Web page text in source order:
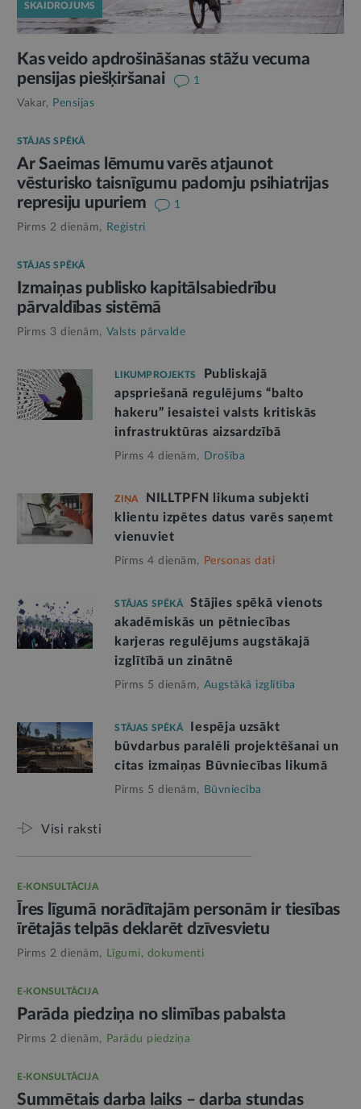
SKAIDROJUMS
Kas veido apdrošināšanas stāžu vecuma
pensijas piešķiršanai
1
Vakar, Pensijas
STĀJAS SPĒKĀ
Ar Saeimas lēmumu varēs atjaunot
vēsturisko taisnīgumu padomju psihiatrijas
represiju upuriem
1
Pirms 2 dienām, Reģistri
STĀJAS SPĒKĀ
Izmaiņas publisko kapitālsabiedrību
pārvaldības sistēmā
Pirms 3 dienām, Valsts pārvalde
LIKUMPROJEKTS
Publiskajā
apspriešanā regulējums “balto
hakeru” iesaistei valsts kritiskās
infrastruktūras aizsardzībā
Pirms 4 dienām, Drošība
ZIŅA
NILLTPFN likuma subjekti
klientu izpētes datus varēs saņemt
vienuviet
Pirms 4 dienām, Personas dati
STĀJAS SPĒKĀ
Stājies spēkā vienots
akadēmiskās un pētniecības
karjeras regulējums augstākajā
izglītībā un zinātnē
Pirms 5 dienām, Augstākā izglītība
STĀJAS SPĒKĀ
Iespēja uzsākt
būvdarbus paralēli projektēšanai un
citas izmaiņas Būvniecības likumā
Pirms 5 dienām, Būvniecība
Visi raksti
E-KONSULTĀCIJA
Īres līgumā norādītajām personām ir tiesības
īrētajās telpās deklarēt dzīvesvietu
Pirms 2 dienām, Līgumi, dokumenti
E-KONSULTĀCIJA
Parāda piedziņa no slimības pabalsta
Pirms 2 dienām, Parādu piedziņa
E-KONSULTĀCIJA
Summētais darba laiks – darba stundas